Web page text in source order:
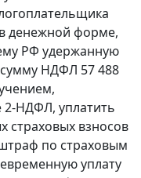
денежной форме,
РФ удержанную
НДФЛ 57 488
2-НДФЛ, уплатить
страховых взносов
по страховым
уплату